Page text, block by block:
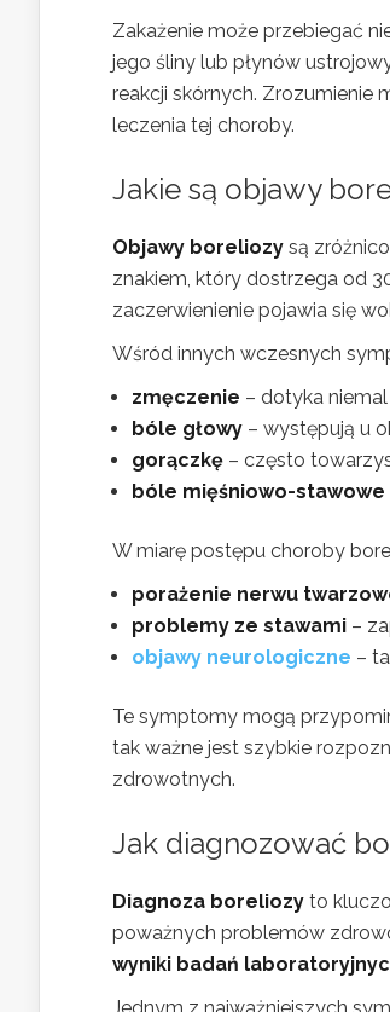
Zakażenie może przebiegać
jego śliny lub płynów
reakcji skórnych. Zrozumienie
leczenia tej choroby.
Jakie są objawy
Objawy boreliozy są
znakiem, który dostrzega od
zaczerwienienie pojawia się
Wśród innych wczesnych
zmęczenie – dotyka
bóle głowy – występują u
gorączkę – często
bóle mięśniowo-stawowe
W miarę postępu choroby
porażenie nerwu
problemy ze stawami –
objawy neurologiczne –
Te symptomy mogą
tak ważne jest szybkie
zdrowotnych.
Jak diagnozować
Diagnoza boreliozy to
poważnych problemów
wyniki badań